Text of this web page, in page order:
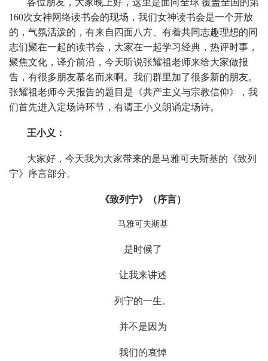
各位朋友，大家晚上好，这里是面向全球 覆盖全国的第
160次女神网络读书会的现场，我们女神读书会是一个开放
的，气氛活泼的，有来自四面八方、有着共同志趣理想的同
志们聚在一起的读书会，大家在一起学习经典，热评时事，
聚焦文化，译介前沿，今天听说张耀祖老师来给大家做报
告，有很多朋友慕名而来啊。我们群里加了很多新的朋友。
张耀祖老师今天报告的题目是《共产主义与宗教信仰》，我
们首先进入定场诗环节，有请王小义朗诵定场诗。
王小义：
大家好，今天我为大家带来的是马雅可夫斯基的《致列
宁》序言部分。
《致列宁》（序言）
马雅可夫斯基
是时候了
让我来讲述
列宁的一生。
并不是因为
我们的哀悼